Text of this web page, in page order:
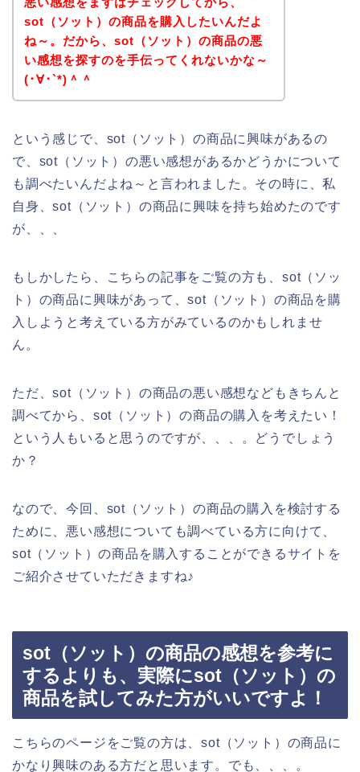
sot（ソット）の商品を購入したいんだよ
ね～。だから、sot（ソット）の商品の悪
い感想を探すのを手伝ってくれないかな～
(･∀･`*)＾＾
という感じで、sot（ソット）の商品に興味があるの
で、sot（ソット）の悪い感想があるかどうかについて
も調べたいんだよね～と言われました。その時に、私
自身、sot（ソット）の商品に興味を持ち始めたのです
が、、、
もしかしたら、こちらの記事をご覧の方も、sot（ソッ
ト）の商品に興味があって、sot（ソット）の商品を購
入しようと考えている方がみているのかもしれませ
ん。
ただ、sot（ソット）の商品の悪い感想などもきちんと
調べてから、sot（ソット）の商品の購入を考えたい！
という人もいると思うのですが、、、。どうでしょう
か？
なので、今回、sot（ソット）の商品の購入を検討する
ために、悪い感想についても調べている方に向けて、
sot（ソット）の商品を購入することができるサイトを
ご紹介させていただきますね♪
sot（ソット）の商品の感想を参考に
するよりも、実際にsot（ソット）の
商品を試してみた方がいいですよ！
こちらのページをご覧の方は、sot（ソット）の商品に
かなり興味のある方だと思います。でも、、、。